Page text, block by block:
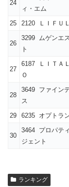
24
ィ・エム
25 2120 ＬＩＦＵ
26
3299 ムゲンエ
ト
27
6187 ＬＩＴＡ
Ｏ
28
3649 ファイン
ス
29 6235 オプトラ
30
3464 プロパテ
ジェント
ランキング